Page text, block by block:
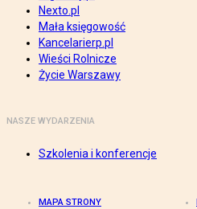
Nexto.pl
Mała księgowość
Kancelarierp.pl
Wieści Rolnicze
Życie Warszawy
NASZE WYDARZENIA
Szkolenia i konferencje
MAPA STRONY